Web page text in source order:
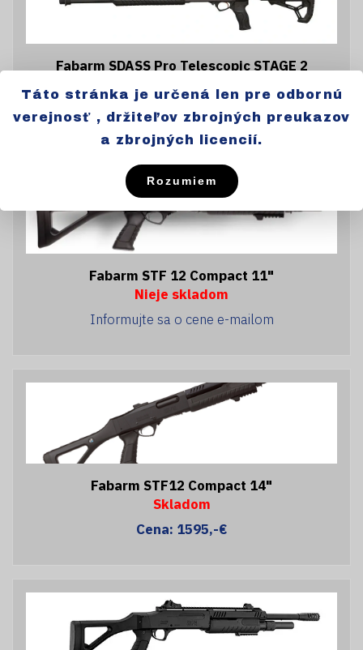
Fabarm SDASS Pro Telescopic STAGE 2
Cena: 1375,-€
Fabarm STF 12 Compact 11"
Nieje skladom
Informujte sa o cene e-mailom
Fabarm STF12 Compact 14"
Skladom
Cena: 1595,-€
Táto stránka je určená len pre odbornú
verejnosť , držiteľov zbrojných preukazov
a zbrojných licencií.
Rozumiem